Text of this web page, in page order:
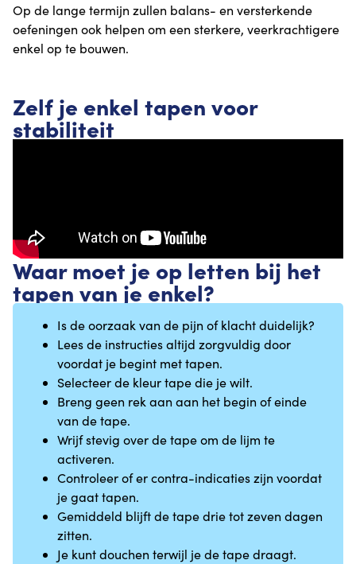
Op de lange termijn zullen balans- en versterkende
oefeningen ook helpen om een sterkere, veerkrachtigere
enkel op te bouwen.
Zelf je enkel tapen voor
stabiliteit
Waar moet je op letten bij het
tapen van je enkel?
Is de oorzaak van de pijn of klacht duidelijk?
Lees de instructies altijd zorgvuldig door
voordat je begint met tapen.
Selecteer de kleur tape die je wilt.
Breng geen rek aan aan het begin of einde
van de tape.
Wrijf stevig over de tape om de lijm te
activeren.
Controleer of er contra-indicaties zijn voordat
je gaat tapen.
Gemiddeld blijft de tape drie tot zeven dagen
zitten.
Je kunt douchen terwijl je de tape draagt.